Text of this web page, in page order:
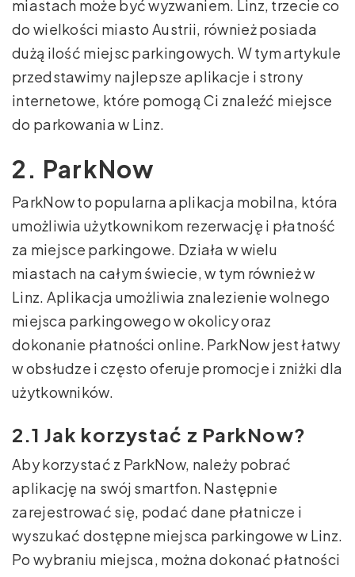
miastach może być wyzwaniem. Linz, trzecie co
do wielkości miasto Austrii, również posiada
dużą ilość miejsc parkingowych. W tym artykule
przedstawimy najlepsze aplikacje i strony
internetowe, które pomogą Ci znaleźć miejsce
do parkowania w Linz.
2. ParkNow
ParkNow to popularna aplikacja mobilna, która
umożliwia użytkownikom rezerwację i płatność
za miejsce parkingowe. Działa w wielu
miastach na całym świecie, w tym również w
Linz. Aplikacja umożliwia znalezienie wolnego
miejsca parkingowego w okolicy oraz
dokonanie płatności online. ParkNow jest łatwy
w obsłudze i często oferuje promocje i zniżki dla
użytkowników.
2.1 Jak korzystać z ParkNow?
Aby korzystać z ParkNow, należy pobrać
aplikację na swój smartfon. Następnie
zarejestrować się, podać dane płatnicze i
wyszukać dostępne miejsca parkingowe w Linz.
Po wybraniu miejsca, można dokonać płatności